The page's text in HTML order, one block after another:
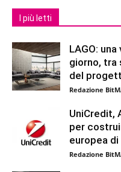
I più letti
LAGO:
giorno, tra
del
Redazione
UniCredit,
per
europea
Redazione